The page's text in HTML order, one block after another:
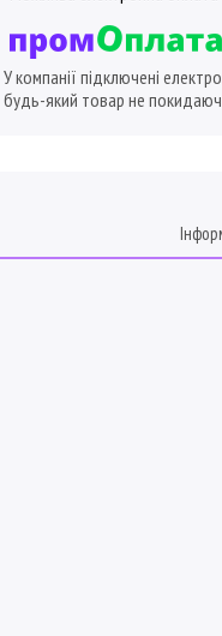
У компанії підключені
будь-який товар не